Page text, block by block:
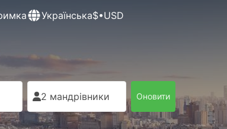
Українська$•USD
2 мандрівники Оновити